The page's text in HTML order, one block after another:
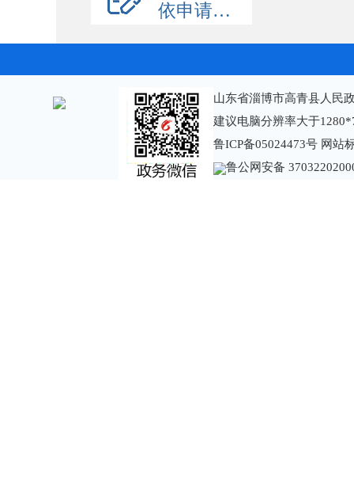
依申请公开
山东省淄博市高青县人民
建议电脑分辨率大于
鲁ICP备05024473号 网站
鲁公网安备